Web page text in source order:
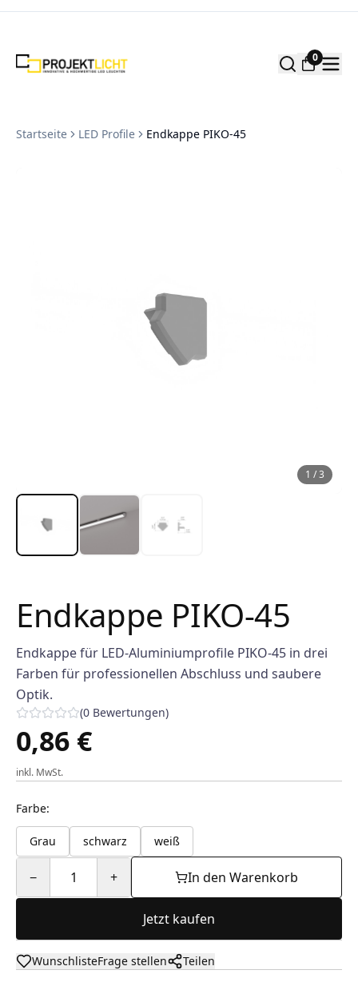
Zum Inhalt springen
0
Startseite LED Profile Endkappe PIKO-45
1 /3
Endkappe PIKO-45
Endkappe für LED-Aluminiumprofile PIKO-45 in drei
Farben für professionellen Abschluss und saubere
Optik.
(0 Bewertungen)
0,86 €
inkl. MwSt.
Farbe:
Grau schwarz weiß
− 1 + In den Warenkorb
Jetzt kaufen
WunschlisteFrage stellen
Teilen